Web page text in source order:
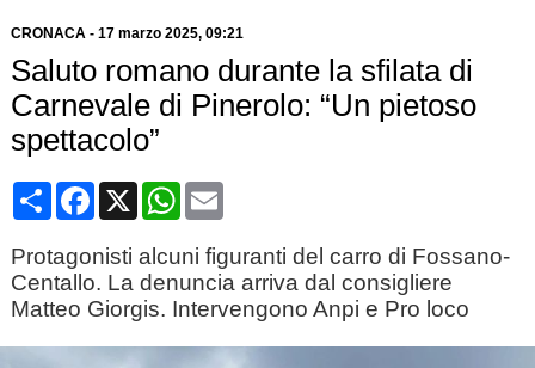
CRONACA- 17 marzo 2025, 09:21
Saluto romano durante la sfilata di
Carnevale di Pinerolo: “Un pietoso
spettacolo”
CondividiFacebook
X WhatsApp
Email
Protagonisti alcuni figuranti del carro di Fossano-
Centallo. La denuncia arriva dal consigliere
Matteo Giorgis. Intervengono Anpi e Pro loco